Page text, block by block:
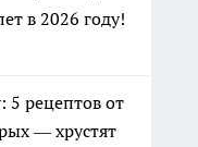
в 2026 году!
рецептов от
— хрустят